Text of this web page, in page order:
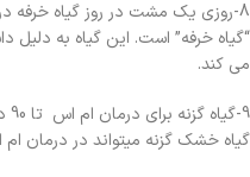
8-روزی یک مشت در روز گیاه خرفه
می کند.
گیاه خشک گزنه میتواند در درمان